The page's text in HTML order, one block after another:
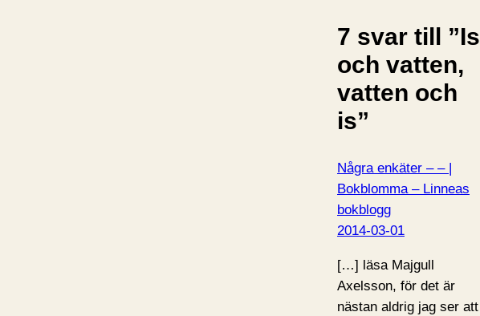
7 svar till ”Is
och vatten,
vatten och
is”
Några enkäter – – |
Bokblomma – Linneas
bokblogg
2014-03-01
[…] läsa Majgull
Axelsson, för det är
nästan aldrig jag ser att